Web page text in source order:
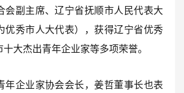
会副主席、辽宁省抚顺市人民代表大
优秀市人大代表），获得辽宁省优秀
十大杰出青年企业家等多项荣誉。
年企业家协会会长，姜哲董事长也表